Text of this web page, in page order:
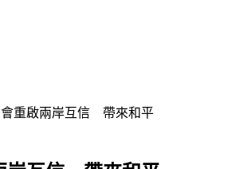
重啟兩岸互信 帶來和平